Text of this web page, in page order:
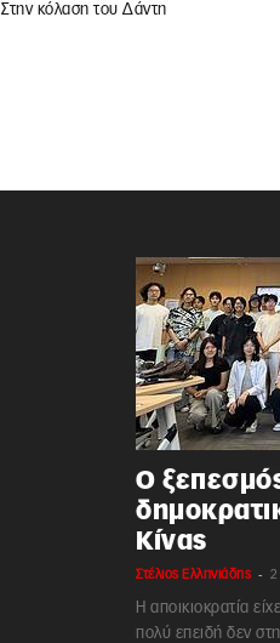
Στην κόλαση του Δάντη
Ο
Κίνας
Στέλιος Ελληνιάδης - 2
Η αποικιοκρατία
πολύ επειδή δεν